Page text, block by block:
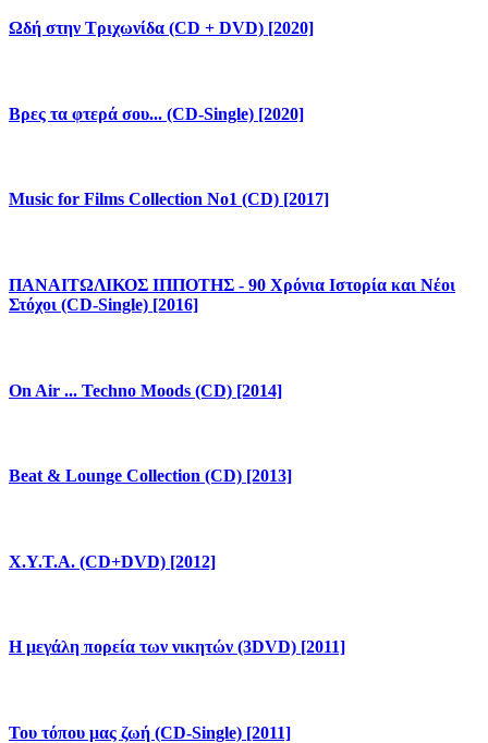
Ωδή στην Τριχωνίδα (CD + DVD) [2020]
Βρες τα φτερά σου... (CD-Single) [2020]
Music for Films Collection No1 (CD) [2017]
ΠΑΝΑΙΤΩΛΙΚΟΣ ΙΠΠΟΤΗΣ - 90 Χρόνια Ιστορία και Νέοι
Στόχοι (CD-Single) [2016]
On Air ... Techno Moods (CD) [2014]
Beat & Lounge Collection (CD) [2013]
X.Y.T.A. (CD+DVD) [2012]
Η μεγάλη πορεία των νικητών (3DVD) [2011]
Του τόπου μας ζωή (CD-Single) [2011]